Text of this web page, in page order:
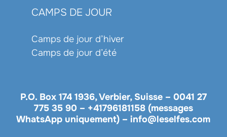
CAMPS DE JOUR
Camps de jour d’hiver
Camps de jour d’été
P.O. Box 174 1936, Verbier, Suisse – 0041 27
775 35 90 – +41796181158 (messages
WhatsApp uniquement) –info@leselfes.com